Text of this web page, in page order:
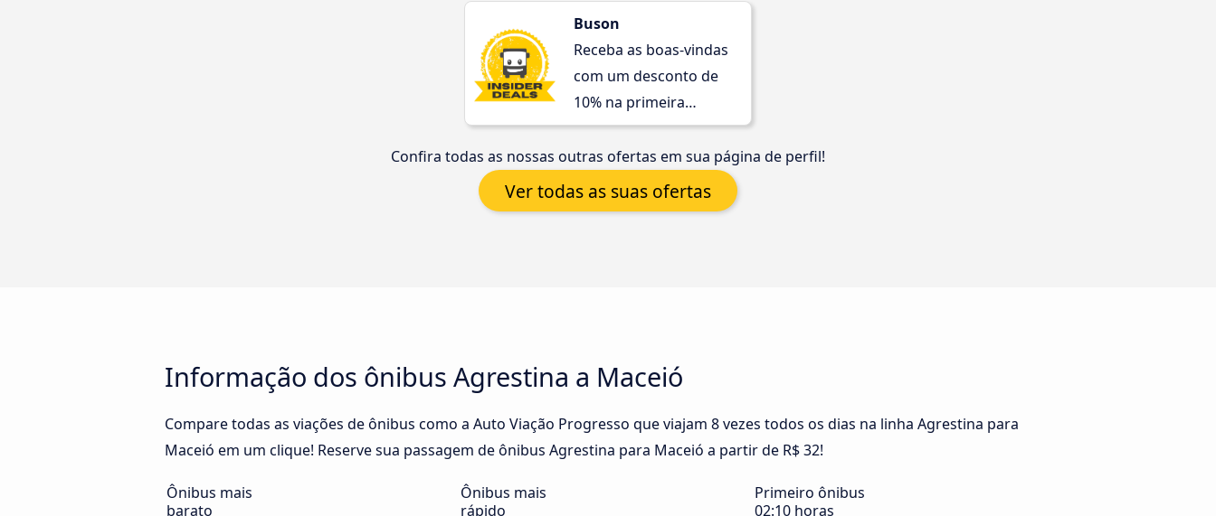
Buson
Receba as boas-vindas
com um desconto de
10% na primeira
compra!
Confira todas as nossas outras ofertas em sua página de perfil!
Ver todas as suas ofertas
Informação dos ônibus Agrestina a Maceió
Compare todas as viações de ônibus como a Auto Viação Progresso que viajam 8 vezes todos os dias na linha Agrestina para
Maceió em um clique! Reserve sua passagem de ônibus Agrestina para Maceió a partir de R$ 32!
Ônibus mais
barato
Ônibus mais
rápido
Primeiro ônibus
02:10 horas